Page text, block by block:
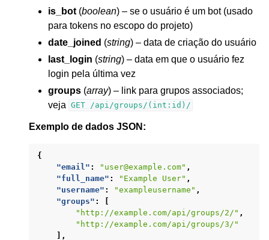
is_bot (boolean) – se o usuário é um bot (usado
para tokens no escopo do projeto)
date_joined (string) – data de criação do usuário
last_login (string) – data em que o usuário fez
login pela última vez
groups (array) – link para grupos associados;
veja GET /api/groups/(int:id)/
Exemplo de dados JSON:
{
"email" : "user@example.com" ,
"full_name" : "Example User" ,
"username" : "exampleusername" ,
"groups" :
[
"http://example.com/api/groups/2/" ,
"http://example.com/api/groups/3/"
],